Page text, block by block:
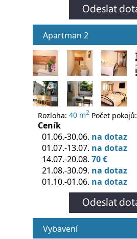
Apartman 2
Rozloha: 40 m2 Počet pokojů:
Ceník
01.06.-30.06. na dotaz
01.07.-13.07. na dotaz
14.07.-20.08. 70 €
21.08.-30.09. na dotaz
01.10.-01.06. na dotaz
Vybavení